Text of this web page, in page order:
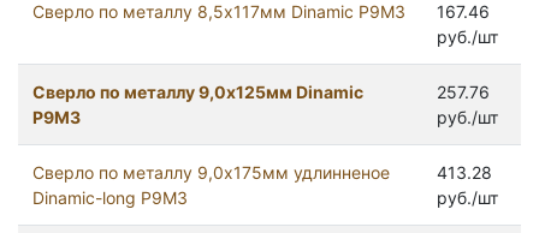
Сверло по металлу 8,5х117мм Dinamic Р9М3
167.46
руб./шт
Сверло по металлу 9,0х125мм Dinamic
Р9М3
257.76
руб./шт
Сверло по металлу 9,0х175мм удлинненое
Dinamic-long Р9М3
413.28
руб./шт